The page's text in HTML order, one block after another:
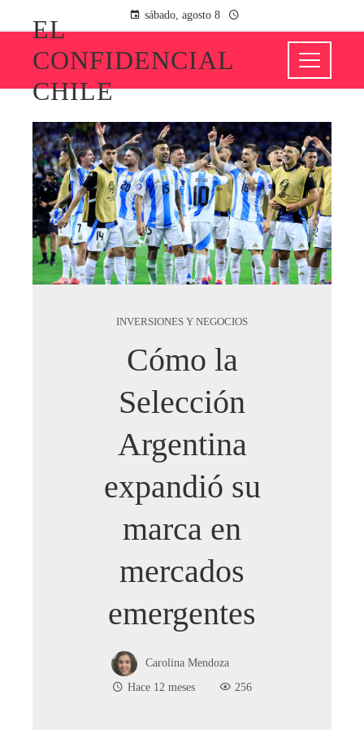
sábado, agosto 8
EL
CONFIDENCIAL
CHILE
INVERSIONES Y NEGOCIOS
Cómo la
Selección
Argentina
expandió su
marca en
mercados
emergentes
Carolina Mendoza
Hace 12 meses
256